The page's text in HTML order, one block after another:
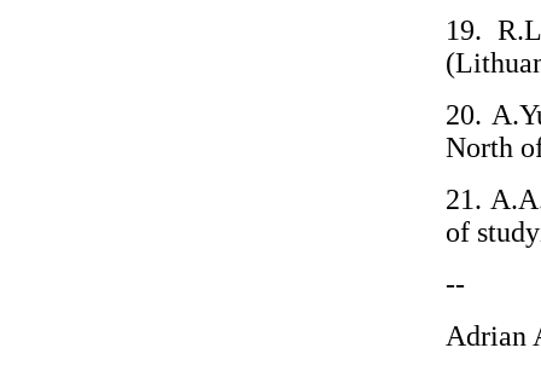
19.
20.
North
21.
of
--
Adrian